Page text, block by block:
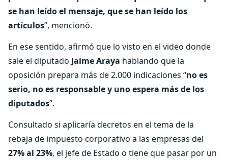
se han leído el mensaje, que se han leído los
artículos”, mencionó.
En ese sentido, afirmó que lo visto en el video donde
sale el diputado Jaime Araya hablando que la
oposición prepara más de 2.000 indicaciones “no es
serio, no es responsable y uno espera más de los
diputados”.
Consultado si aplicaría decretos en el tema de la
rebaja de impuesto corporativo a las empresas del
27% al 23%, el jefe de Estado o tiene que pasar por un